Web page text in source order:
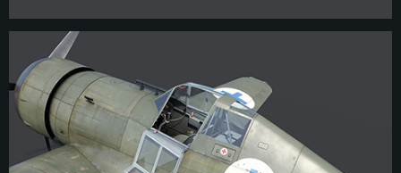
Несмотря на то, что Fokker D.XXI разработали в Нидерландах, главным
производителем и эксплуатантом самолёта стала Финляндия. Финские
Fokker (около ⅔ от всех D.XXI) проявили себя в советско-финских войнах
1939–1940 и 1941–1944 годов, хотя в последней войне и не очень ярко
из-за своего устаревания. Нидерландские Fokker также дали отпор
немецкому вторжению в мае 1940 года, сбив несколько вражеских
самолётов, в том числе превосходящие их Messerschmitt Bf 109. В общей
сложности было построено около 150 D.XXI, а финскими ВВС самолёт
эксплуатировался вплоть до 1949 года.